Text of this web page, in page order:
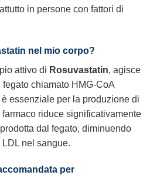
in persone con fattori di
nel mio corpo?
attivo di Rosuvastatin, agisce
chiamato HMG-CoA
essenziale per la produzione di
riduce significativamente
dal fegato, diminuendo
nel sangue.
per